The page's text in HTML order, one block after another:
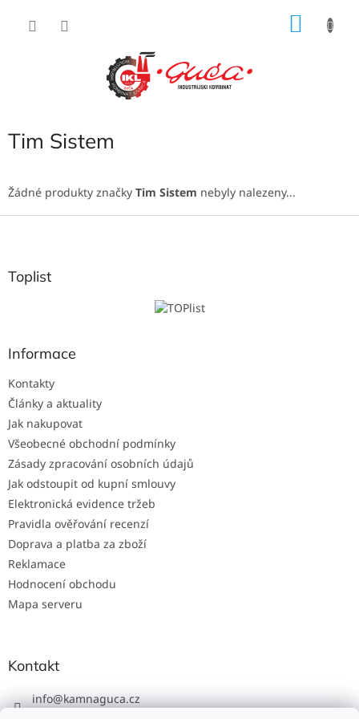
Tim Sistem
Žádné produkty značky Tim Sistem nebyly nalezeny...
aToplist
Informace
Kontakty
Články a aktuality
Jak nakupovat
Všeobecné obchodní podmínky
Zásady zpracování osobních údajů
Jak odstoupit od kupní smlouvy
Elektronická evidence tržeb
Pravidla ověřování recenzí
Doprava a platba za zboží
Reklamace
Hodnocení obchodu
Mapa serveru
Kontakt
info@kamnaguca.cz